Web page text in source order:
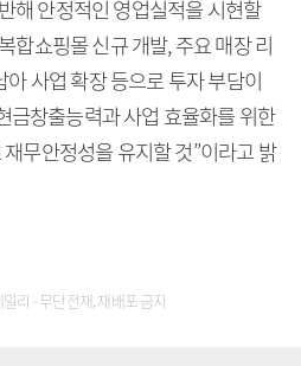
해 안정적인 영업실적을 시현할
합쇼핑몰 신규 개발, 주요 매장 리
사업 확장 등으로 투자 부담이
금창출능력과 사업 효율화를 위한
무안정성을 유지할 것”이라고 밝
리 - 무단전재, 재배포 금지